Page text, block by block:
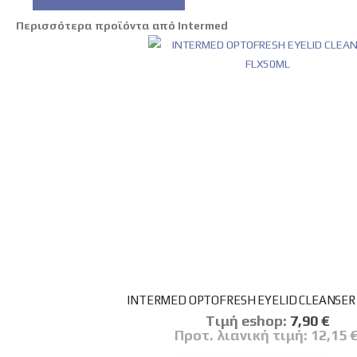
Περισσότερα προϊόντα από Intermed
INTERMED OPTOFRESH EYELID
Tιμή eshop: Ειδική
Τιμή
7,90 €
Προτ. λιανική τιμή: 12,15 €